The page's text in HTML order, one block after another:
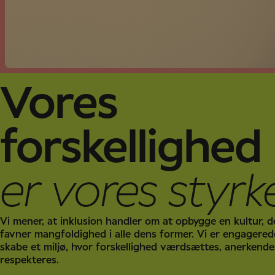
Vores
forskellighed
er vores
Vi mener, at inklusion handler om at opbygge en kultur,
favner mangfoldighed i alle dens former. Vi er
skabe et miljø, hvor forskellighed værdsættes,
respekteres.